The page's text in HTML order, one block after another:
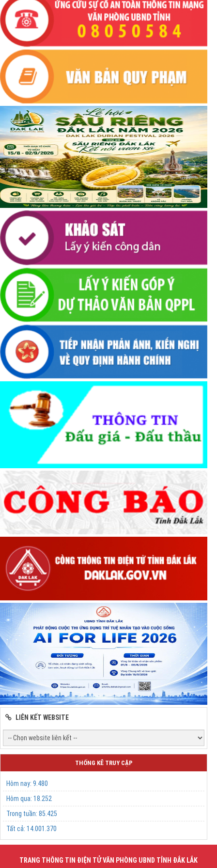
LIÊN KẾT WEBSITE
THỐNG KÊ TRUY CẬP
Hôm nay: 9.480
Hôm qua: 18.252
Trong tuần: 85.425
Tất cả: 14.001.370
TRANG THÔNG TIN ĐIỆN TỬ VĂN PHÒNG UBND TỈNH ĐẮK LẮK